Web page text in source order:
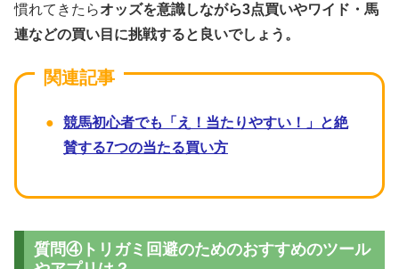
慣れてきたらオッズを意識しながら3点買いやワイド・馬
連などの買い目に挑戦すると良いでしょう。
競馬初心者でも「え！当たりやすい！」と絶
賛する7つの当たる買い方
質問④トリガミ回避のためのおすすめのツール